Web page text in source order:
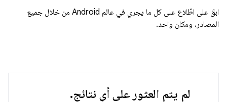
ابقَ على اطّلاع على كل ما يجري في عالم Android من خلال جميع
المصادر، ومكان واحد.
لم يتم العثور على أي نتائج.